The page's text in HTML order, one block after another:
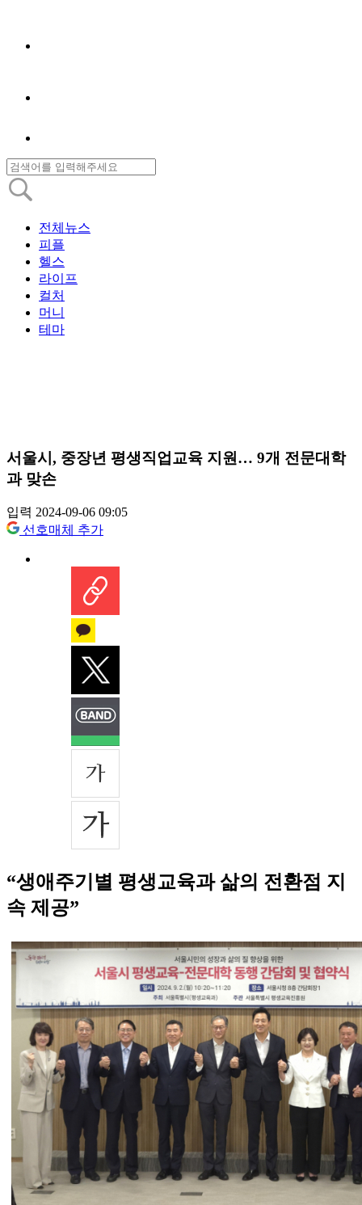
전체뉴스
피플
헬스
라이프
컬처
머니
테마
서울시, 중장년 평생직업교육 지원… 9개 전문대학
과 맞손
입력 2024-09-06 09:05
선호매체 추가
“생애주기별 평생교육과 삶의 전환점 지
속 제공”